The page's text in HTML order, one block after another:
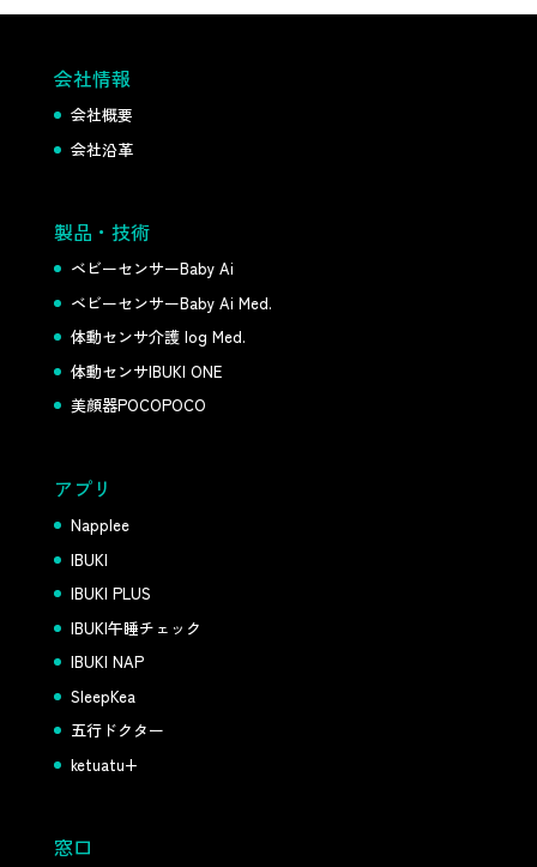
会社情報
会社概要
会社沿革
製品・技術
ベビーセンサーBaby Ai
ベビーセンサーBaby Ai Med.
体動センサ介護 log Med.
体動センサIBUKI ONE
美顔器POCOPOCO
アプリ
Napplee
IBUKI
IBUKI PLUS
IBUKI午睡チェック
IBUKI NAP
SleepKea
五行ドクター
ketuatu+
窓口